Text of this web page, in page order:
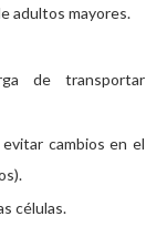
adultos mayores.
de transportar
cambios en el
células.